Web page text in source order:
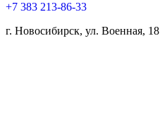
+7 383 213-86-33
г. Новосибирск, ул. Военная, 18